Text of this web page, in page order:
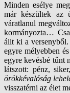
Minden esélye
már készültek az
váratlanul
kormányozta…
állt ki a
egyre mélyebben
egyre kevésbé tűnt
látszott: pénz,
örökkévalóság
visszatérni az élet